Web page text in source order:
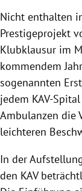
Nicht enthalten
Prestigeprojekt
Klubklausur im
kommendem
sogenannten
jedem KAV-
Ambulanzen die
leichteren
In der
den KAV